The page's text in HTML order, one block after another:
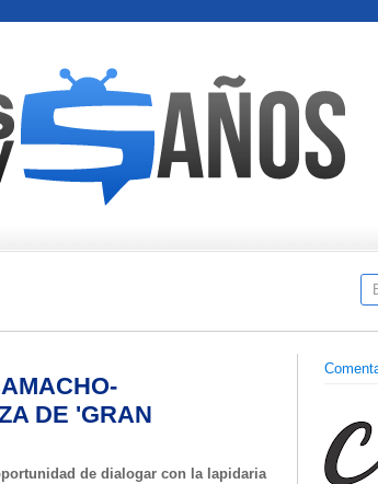
DE 'GRAN
de dialogar con la lapidaria